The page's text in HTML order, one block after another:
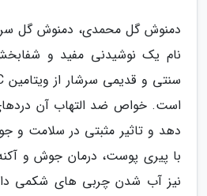
دمنوش گل محمدی، دمنوش گل
نام یک نوشیدنی مفید و
است. خواص ضد التهاب آن
دهد و تاثیر مثبتی در سلامت و
با پیری پوست، درمان جوش و
نیز آب شدن چربی های شکمی